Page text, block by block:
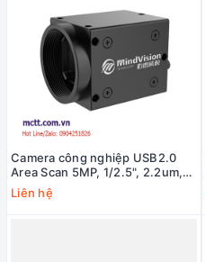
Camera công nghiệp USB2.0
Area Scan 5MP, 1/2.5", 2.2um,
2592x1944, 9fps MindVision
MV-UBS500C
Liên hệ